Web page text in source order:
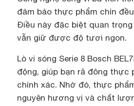
đảm bảo thực phẩm chín
Điều này đặc biệt quan
vẫn giữ được độ tươi ngon.
Lò vi sóng Serie 8 Bosch
động, giúp bạn rã đông
chính xác. Nhờ đó, thực
nguyên hương vị và chất